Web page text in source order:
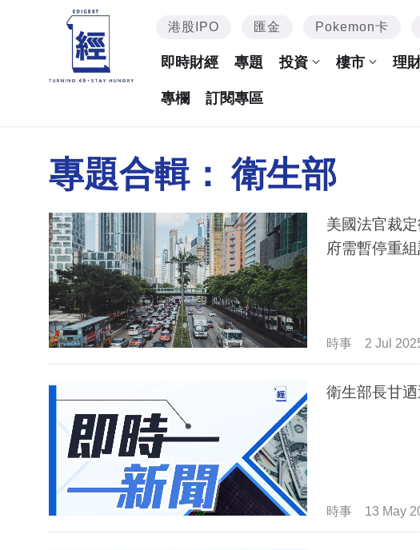
港股IPO 匯金 Pokemon卡
即時財經 專題 投資 樓市 理
專欄 訂閱專區
專題合輯： 衛生部
美國法官裁
府需暫停重組
時事 2 Jul
衛生部長甘
時事 13 May